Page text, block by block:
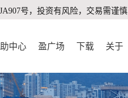
号，投资有风险，交易需谨慎
中心 盈广场 下载 关于